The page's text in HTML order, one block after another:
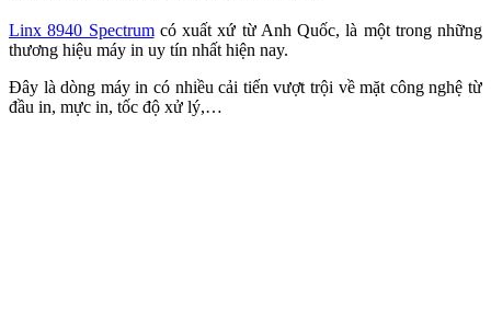
Linx 8940 Spectrumcó xuất xứ từ Anh Quốc, là một trong những
thương hiệu máy in uy tín nhất hiện nay.
Đây là dòng máy in có nhiều cải tiến vượt trội về mặt công nghệ từ
đầu in, mực in, tốc độ xử lý,…